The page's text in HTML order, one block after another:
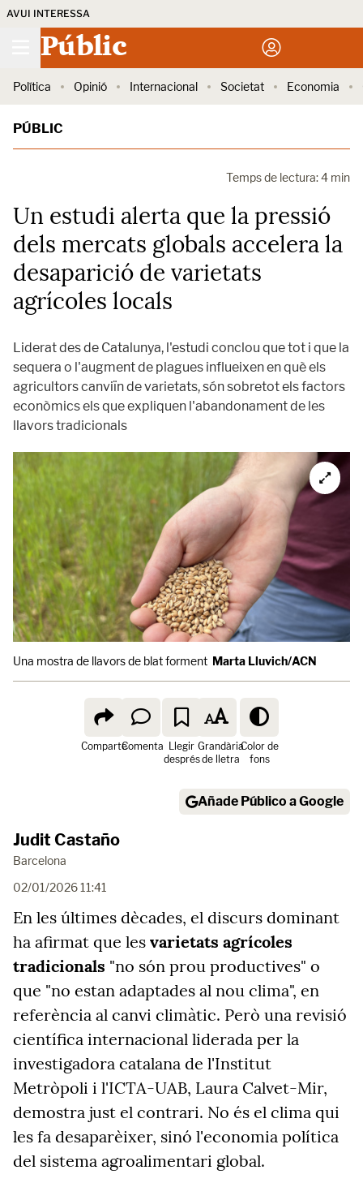
AVUI INTERESSA
Públic
Política Opinió Internacional Societat Economia
PÚBLIC
Temps de lectura: 4 min
Un estudi alerta que la pressió
dels mercats globals accelera la
desaparició de varietats
agrícoles locals
Liderat des de Catalunya, l'estudi conclou que tot i que la
sequera o l'augment de plagues influeixen en què els
agricultors canviïn de varietats, són sobretot els factors
econòmics els que expliquen l'abandonament de les
llavors tradicionals
Una mostra de llavors de blat forment Marta Lluvich/ACN
ComparteComenta Llegir
després
Grandària
de lletra
Color de
fons
Añade Público a Google
Judit Castaño
Barcelona
02/01/2026 11:41
En les últimes dècades, el discurs dominant
ha afirmat que les varietats agrícoles
tradicionals "no són prou productives" o
que "no estan adaptades al nou clima", en
referència al canvi climàtic. Però una revisió
científica internacional liderada per la
investigadora catalana de l'Institut
Metròpoli i l'ICTA-UAB, Laura Calvet-Mir,
demostra just el contrari. No és el clima qui
les fa desaparèixer, sinó l'economia política
del sistema agroalimentari global.